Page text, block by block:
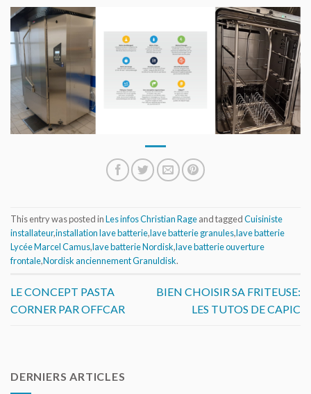
This entry was posted inLes infos Christian Rageand taggedCuisiniste
installateur,installation lave batterie,lave batterie granules,lave batterie
Lycée Marcel Camus,lave batterie Nordisk,lave batterie ouverture
frontale,Nordisk anciennement Granuldisk.
LE CONCEPT PASTA
CORNER PAR OFFCAR
BIEN CHOISIR SA FRITEUSE:
LES TUTOS DE CAPIC
DERNIERS ARTICLES